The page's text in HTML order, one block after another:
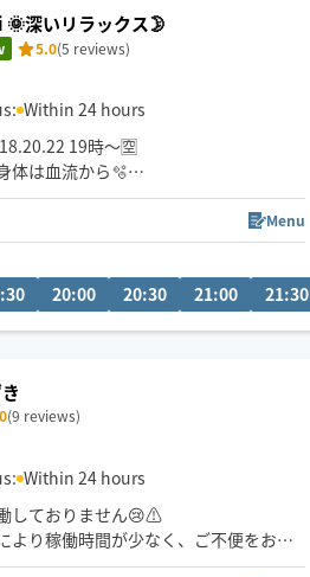
深いリラックス🌛
5.0(5 reviews)
Within 24 hours
19時〜🈳
体は血流から🫧
イル《お試し価格中》
ですがこの機会にぜひ💡
徒歩15分以内歓迎😊
ら🤲の密着と圧迫で
しっかりほぐします👍
えましょう🌱
Menu
20:00 20:30 21:00 21:30
(9 reviews)
Within 24 hours
しておりません😢⚠
より稼働時間が少なく、ご不便をおか
訳ございません。